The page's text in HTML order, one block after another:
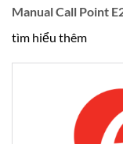
Manual Call Point
tìm hiểu thêm